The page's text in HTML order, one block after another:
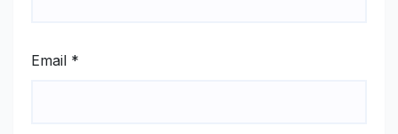
Email *